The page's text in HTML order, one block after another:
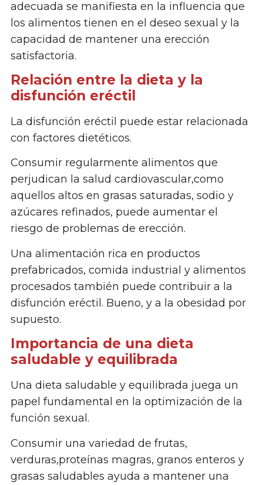
adecuada se manifiesta en la influencia que
los alimentos tienen en el deseo sexual y la
capacidad de mantener una erección
satisfactoria.
Relación entre la dieta y la
disfunción eréctil
La disfunción eréctil puede estar relacionada
con factores dietéticos.
Consumir regularmente alimentos que
perjudican la salud cardiovascular,como
aquellos altos en grasas saturadas, sodio y
azúcares refinados, puede aumentar el
riesgo de problemas de erección.
Una alimentación rica en productos
prefabricados, comida industrial y alimentos
procesados también puede contribuir a la
disfunción eréctil. Bueno, y a la obesidad por
supuesto.
Importancia de una dieta
saludable y equilibrada
Una dieta saludable y equilibrada juega un
papel fundamental en la optimización de la
función sexual.
Consumir una variedad de frutas,
verduras,proteínas magras, granos enteros y
grasas saludables ayuda a mantener una